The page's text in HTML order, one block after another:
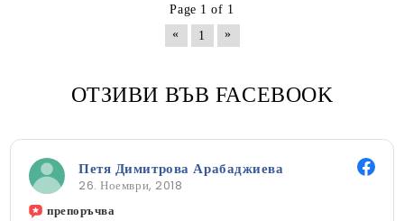
Page 1 of 1
«
1 »
ОТЗИВИ ВЪВ FACEBOOK
Петя Димитрова Арабаджиева
26. Ноември, 2018
препоръчва